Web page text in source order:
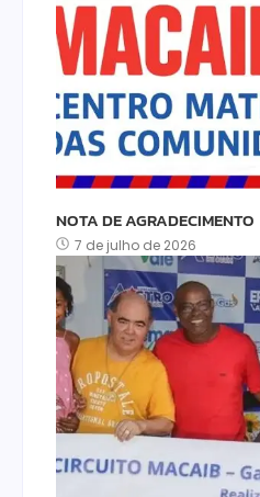
NOTA DE AGRADECIMENTO
7 de julho de 2026